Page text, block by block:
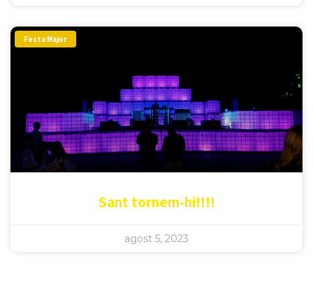
Festa Major
Sant tornem-hi!!!!
agost 5, 2023